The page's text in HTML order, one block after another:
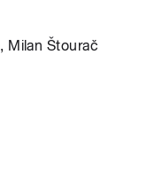
Milan Štourač